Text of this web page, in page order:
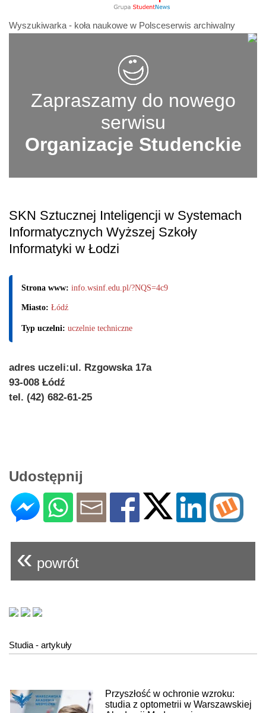
Wyszukiwarka - koła naukowe w Polsceserwis archiwalny
Zapraszamy do nowego
serwisu
Organizacje Studenckie
SKN Sztucznej Inteligencji w Systemach
Informatycznych Wyższej Szkoły
Informatyki w Łodzi
Strona www: info.wsinf.edu.pl/?NQS=4c9
Miasto: Łódź
Typ uczelni: uczelnie techniczne
adres uczeli:ul. Rzgowska 17a
93-008 Łódź
tel. (42) 682-61-25
Udostępnij
« powrót
Studia - artykuły
Przyszłość w ochronie wzroku:
studia z optometrii w Warszawskiej